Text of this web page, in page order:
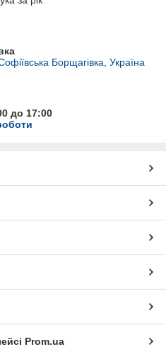
Борщагівка, Україна
до 17:00
Prom.ua